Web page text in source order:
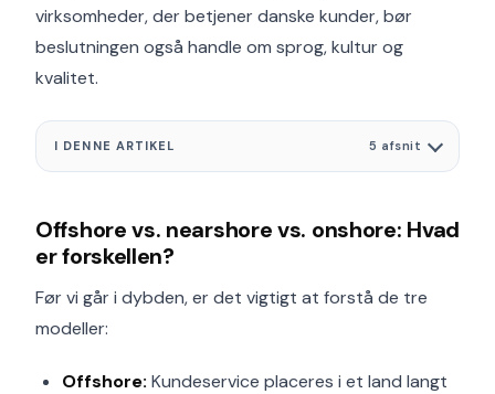
virksomheder, der betjener danske kunder, bør
beslutningen også handle om sprog, kultur og
kvalitet.
I DENNE ARTIKEL 5 afsnit
Offshore vs. nearshore vs. onshore: Hvad
er forskellen?
Før vi går i dybden, er det vigtigt at forstå de tre
modeller:
Offshore: Kundeservice placeres i et land langt